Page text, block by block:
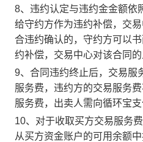
8、违约认定与违约金金额依
给守约方作为违约补偿，交
合违约确认的，守约方可以
约补偿，交易中心对该合同的
9、合同违约终止后，交易服
服务费，违约方的交易服务
服务费，出卖人需向循环宝
10、对于收取买方交易服务
从买方资金账户的可用余额